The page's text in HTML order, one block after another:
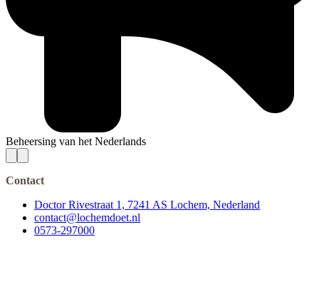
Beheersing van het Nederlands
Contact
Doctor Rivestraat 1, 7241 AS Lochem, Nederland
contact@lochemdoet.nl
0573-297000